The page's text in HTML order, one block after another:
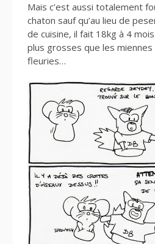
Mais c’est aussi totalement
chaton sauf qu’au lieu de
de cuisine, il fait 18kg à 4
plus grosses que les miennes
fleuries…